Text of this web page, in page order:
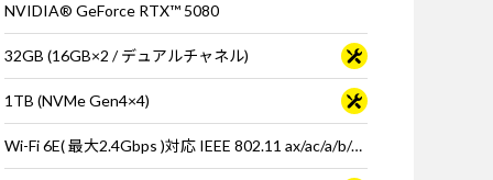
NVIDIA® GeForce RTX™ 5080
32GB (16GB×2 / デュアルチャネル)
1TB (NVMe Gen4×4)
Wi-Fi 6E( 最大2.4Gbps )対応 IEEE 802.11 ax/ac/a/b/g/n準拠 ＋ Bluetooth 5内蔵